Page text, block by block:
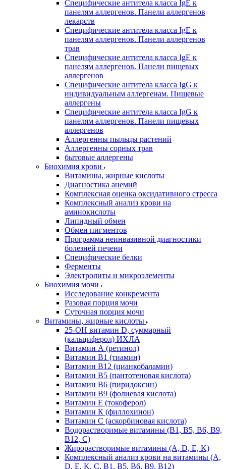
Специфические антитела класса IgE к
панелям аллергенов. Панели аллергенов
лекарств
Специфические антитела класса IgE к
панелям аллергенов. Панели аллергенов
трав
Специфические антитела класса IgE к
панелям аллергенов. Панели пищевых
аллергенов
Специфические антитела класса IgG к
индивидуальным аллергенам. Пищевые
аллергены
Специфические антитела класса IgG к
панелям аллергенов. Панели пищевых
аллергенов
Аллергенны пыльцы растений
Аллергенны сорных трав
бытовые аллергены
Биохимия крови
Витамины, жирные кислоты
Диагностика анемий
Комплексная оценка оксидативного стресса
Комплексный анализ крови на
аминокислоты
Липидный обмен
Обмен пигментов
Программа неинвазивной диагностики
болезней печени
Специфические белки
Ферменты
Электролиты и микроэлементы
Биохимия мочи
Исследование конкремента
Разовая порция мочи
Суточная порция мочи
Витамины, жирные кислоты
25-OH витамин D, суммарный
(кальциферол) ИХЛА
Витамин А (ретинол)
Витамин В1 (тиамин)
Витамин В12 (цианкобаламин)
Витамин В5 (пантотеновая кислота)
Витамин В6 (пиридоксин)
Витамин В9 (фолиевая кислота)
Витамин Е (токоферол)
Витамин К (филлохинон)
Витамин С (аскорбиновая кислота)
Водорастворимые витамины (B1, B5, B6, В9,
В12, С)
Жирорастворимые витамины (A, D, E, K)
Комплексный анализ крови на витамины (A,
D, E, K, C, B1, B5, B6, В9, B12)